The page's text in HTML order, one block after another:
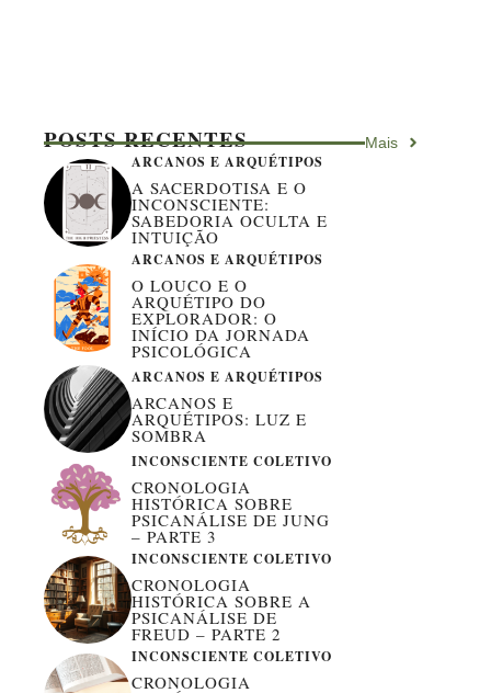
POSTS RECENTES Mais
ARCANOS E ARQUÉTIPOS
A SACERDOTISA E O
INCONSCIENTE:
SABEDORIA OCULTA E
INTUIÇÃO
ARCANOS E ARQUÉTIPOS
O LOUCO E O
ARQUÉTIPO DO
EXPLORADOR: O
INÍCIO DA JORNADA
PSICOLÓGICA
ARCANOS E ARQUÉTIPOS
ARCANOS E
ARQUÉTIPOS: LUZ E
SOMBRA
INCONSCIENTE COLETIVO
CRONOLOGIA
HISTÓRICA SOBRE
PSICANÁLISE DE JUNG
– PARTE 3
INCONSCIENTE COLETIVO
CRONOLOGIA
HISTÓRICA SOBRE A
PSICANÁLISE DE
FREUD – PARTE 2
INCONSCIENTE COLETIVO
CRONOLOGIA